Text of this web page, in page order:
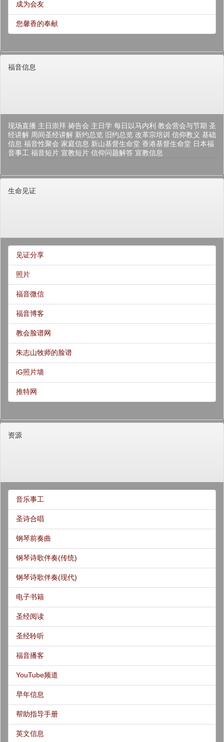
成为会友
您馨香的奉献
福音信息
现场直播 主日崇拜 祷告会 主日学 每日以马内利 教会营会与节期 圣
经讲解 周间圣经讲解 新约总览 旧约总览 改革宗培训 信仰教义 基础
信息 福音性聚会 家庭信息 新山基督生命堂 香港基督生命堂 日本福
音事工 福音短片 宣教短片 信仰问题解答 宣教信息
生命见证
见证分享
照片
福音微信
福音博客
教会脸谱网
朱志山牧师的脸谱
iG照片墙
推特网
资源
音乐事工
圣诗合唱
钢琴前奏曲
钢琴诗歌伴奏(传统)
钢琴诗歌伴奏(现代)
电子书籍
圣经阅读
圣经聆听
福音播客
YouTube频道
早年信息
帮助指导手册
英文信息